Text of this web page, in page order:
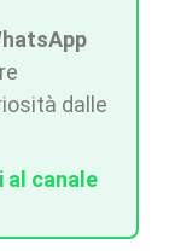
dalle
al canale